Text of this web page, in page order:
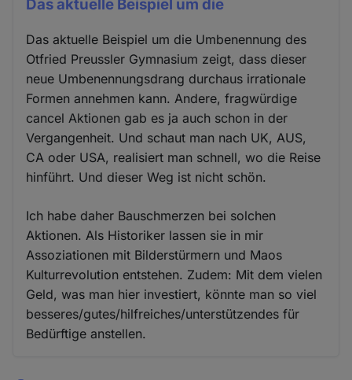
Das aktuelle Beispiel um die
Das aktuelle Beispiel um die Umbenennung des
Otfried Preussler Gymnasium zeigt, dass dieser
neue Umbenennungsdrang durchaus irrationale
Formen annehmen kann. Andere, fragwürdige
cancel Aktionen gab es ja auch schon in der
Vergangenheit. Und schaut man nach UK, AUS,
CA oder USA, realisiert man schnell, wo die Reise
hinführt. Und dieser Weg ist nicht schön.
Ich habe daher Bauschmerzen bei solchen
Aktionen. Als Historiker lassen sie in mir
Assoziationen mit Bilderstürmern und Maos
Kulturrevolution entstehen. Zudem: Mit dem vielen
Geld, was man hier investiert, könnte man so viel
besseres/gutes/hilfreiches/unterstützendes für
Bedürftige anstellen.